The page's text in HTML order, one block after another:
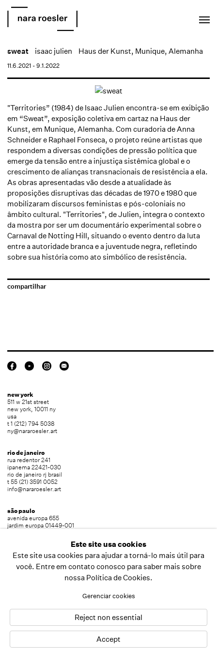
sweat isaac julien Haus der Kunst, Munique, Alemanha
11.6.2021 - 9.1.2022
"Territories” (1984) de Isaac Julien encontra-se em exibição
em “Sweat”, exposição coletiva em cartaz na Haus der
Kunst, em Munique, Alemanha. Com curadoria de Anna
Schneider e Raphael Fonseca, o projeto reúne artistas que
respondem a diversas condições de pressão política que
emerge da tensão entre a injustiça sistêmica global e o
crescimento de alianças transnacionais de resistência a ela.
As obras apresentadas vão desde a atualidade às
proposições disruptivas das décadas de 1970 e 1980 que
mobilizaram discursos feministas e pós-coloniais no
âmbito cultural. "Territories", de Julien, integra o contexto
da mostra por ser um documentário experimental sobre o
Carnaval de Notting Hill, situando o evento dentro da luta
entre a autoridade branca e a juventude negra, refletindo
sobre sua história como ato simbólico de resistência.
compartilhar
new york
511 w 21st street
new york, 10011 ny
usa
t 1 (212) 794 5038
ny@nararoesler.art
rio de janeiro
rua redentor 241
ipanema 22421-030
rio de janeiro rj brasil
t 55 (21) 3591 0052
info@nararoesler.art
são paulo
avenida europa 655
jardim europa 01449-001
copyright © 2026 nara roesler
Este site usa cookies
Este site usa cookies para ajudar a torná-lo mais útil para
você. Entre em contato conosco para saber mais sobre
nossa Política de Cookies.
Gerenciar cookies
Reject non essential
Accept